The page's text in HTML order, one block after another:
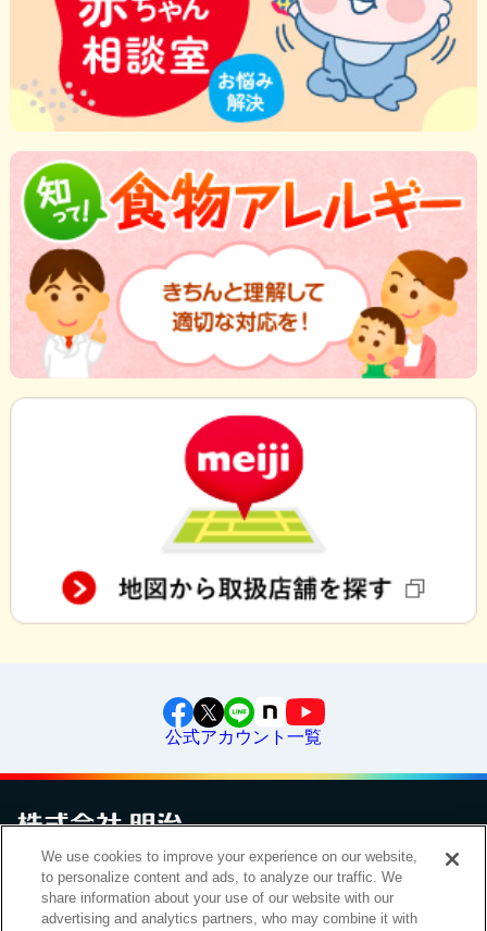
公式アカウント一覧
お問い合わせサイトマップ個人情報保護について電子公告
アクセシビリティへの対応方針ご利用規約明治グループのDX
Cookie Settings
We use cookies to improve your experience on our website,
to personalize content and ads, to analyze our traffic. We
share information about your use of our website with our
advertising and analytics partners, who may combine it with